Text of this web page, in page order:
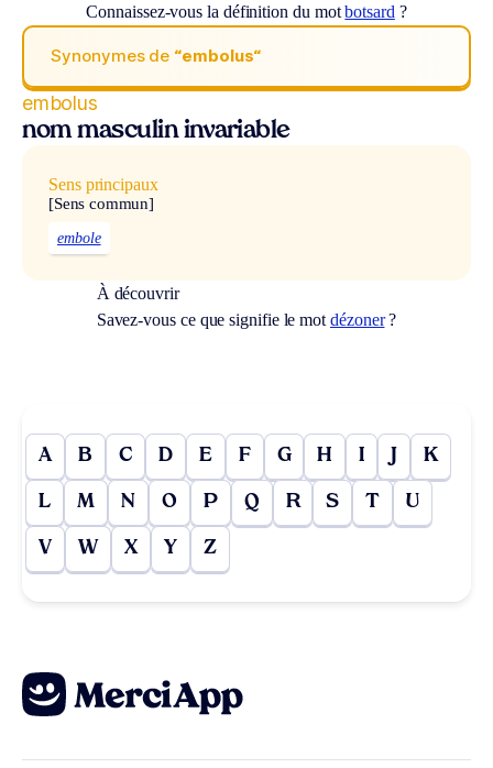
Connaissez-vous la définition du motbotsard ?
Synonymes de “embolus“
embolus
nom masculin invariable
Sens principaux
[Sens commun]
embole
À découvrir
Savez-vous ce que signifie le mot dézoner?
A B C D E F G H I J K
L M N O P Q R S T U
V W X Y Z